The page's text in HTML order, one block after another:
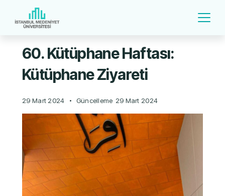
60. Kütüphane Haftası:
Kütüphane Ziyareti
29 Mart 2024 Güncelleme 29 Mart 2024